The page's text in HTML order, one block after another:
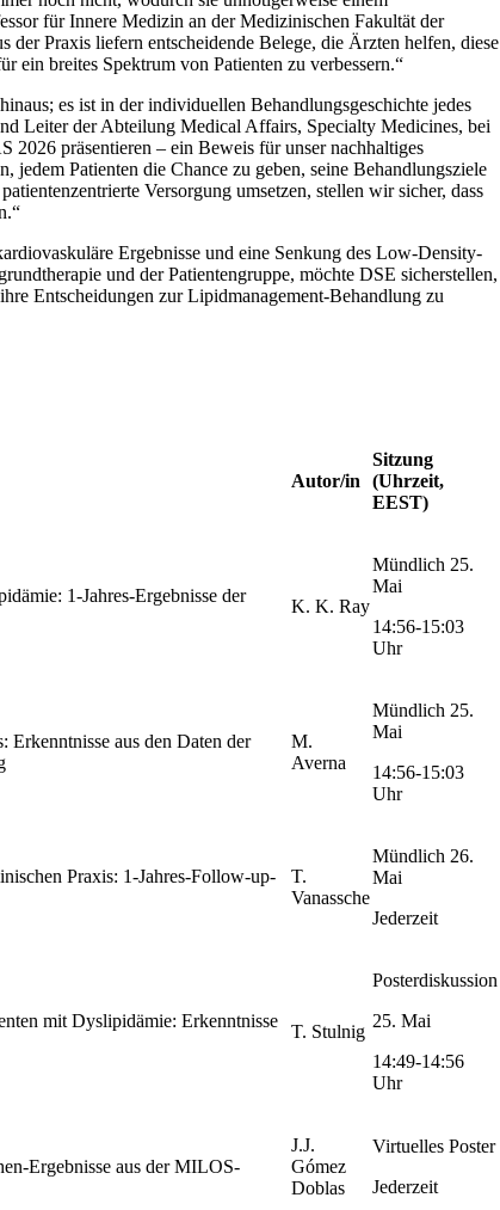
für Innere Medizin an der Medizinischen Fakultät der
Praxis liefern entscheidende Belege, die Ärzten helfen, diese
ein breites Spektrum von Patienten zu verbessern.“
es ist in der individuellen Behandlungsgeschichte jedes
Leiter der Abteilung Medical Affairs, Specialty Medicines, bei
präsentieren – ein Beweis für unser nachhaltiges
Patienten die Chance zu geben, seine Behandlungsziele
Versorgung umsetzen, stellen wir sicher, dass
Ergebnisse und eine Senkung des Low-Density-
und der Patientengruppe, möchte DSE sicherstellen,
Entscheidungen zur Lipidmanagement-Behandlung zu
Autor/in
Sitzung
(Uhrzeit,
EEST)
1-Jahres-Ergebnisse der
K. K. Ray
Mündlich 25.
Mai
14:56-15:03
Uhr
aus den Daten der
M.
Averna
Mündlich 25.
Mai
14:56-15:03
Uhr
Praxis: 1-Jahres-Follow-up-
T.
Vanassche
Mündlich 26.
Mai
Jederzeit
mit Dyslipidämie: Erkenntnisse
T. Stulnig
Posterdiskussion
25. Mai
14:49-14:56
Uhr
Ergebnisse aus der MILOS-
J.J.
Gómez
Doblas
Virtuelles Poster
Jederzeit